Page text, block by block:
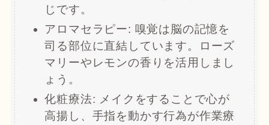
じです。
アロマセラピー: 嗅覚は脳の記憶を
司る部位に直結しています。ローズ
マリーやレモンの香りを活用しまし
ょう。
化粧療法: メイクをすることで心が
高揚し、手指を動かす行為が作業療